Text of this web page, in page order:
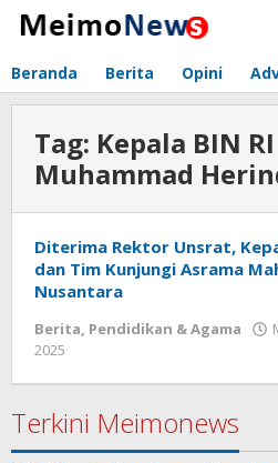
Lewati
Beranda Berita Opini
Tag: Kepala BIN
Muhammad
Diterima Rektor Unsrat,
dan Tim Kunjungi Asrama
Nusantara
Berita, Pendidikan & Agama
2025
Terkini Meimonews